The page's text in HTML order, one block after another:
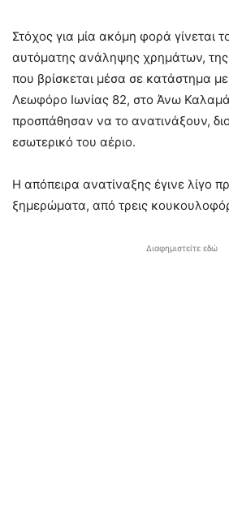
Στόχος για μία ακόμη φορά γίνεται
αυτόματης ανάληψης χρημάτων,
που βρίσκεται μέσα σε κατάστημα
Λεωφόρο Ιωνίας 82, στο Άνω
προσπάθησαν να το ανατινάξουν,
εσωτερικό του αέριο.
Η απόπειρα ανατίναξης έγινε λίγο
ξημερώματα, από τρεις
Διαφημιστείτε εδώ